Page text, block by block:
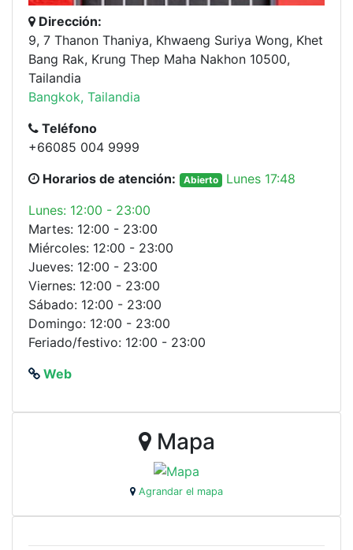
Dirección:
9, 7 Thanon Thaniya, Khwaeng Suriya Wong, Khet
Bang Rak, Krung Thep Maha Nakhon 10500,
Tailandia
Bangkok, Tailandia
Teléfono
+66085 004 9999
Horarios de atención:
Abierto
Lunes 17:48
Lunes: 12:00 - 23:00
Martes: 12:00 - 23:00
Miércoles: 12:00 - 23:00
Jueves: 12:00 - 23:00
Viernes: 12:00 - 23:00
Sábado: 12:00 - 23:00
Domingo: 12:00 - 23:00
Feriado/festivo: 12:00 - 23:00
Web
Mapa
Agrandar el mapa